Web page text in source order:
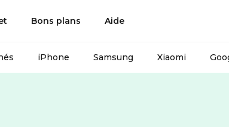
Bons plans Aide
iPhone Samsung Xiaomi